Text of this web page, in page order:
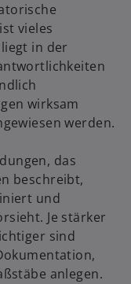
vieles
in der
wirksam
werden.
das
beschreibt,
und
Je stärker
sind
anlegen.